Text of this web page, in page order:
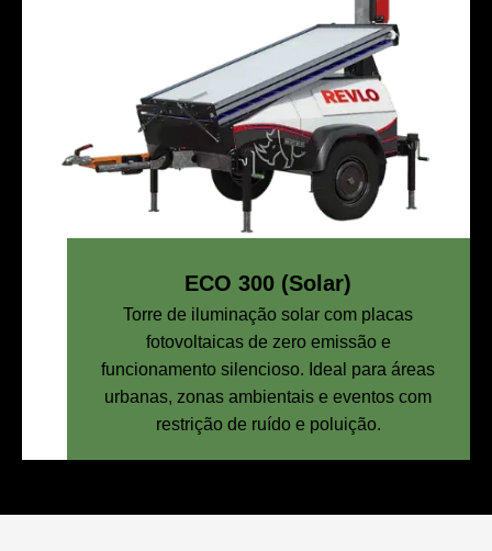
ECO 300 (Solar)
Torre de iluminação solar com placas
fotovoltaicas de zero emissão e
funcionamento silencioso. Ideal para áreas
urbanas, zonas ambientais e eventos com
restrição de ruído e poluição.